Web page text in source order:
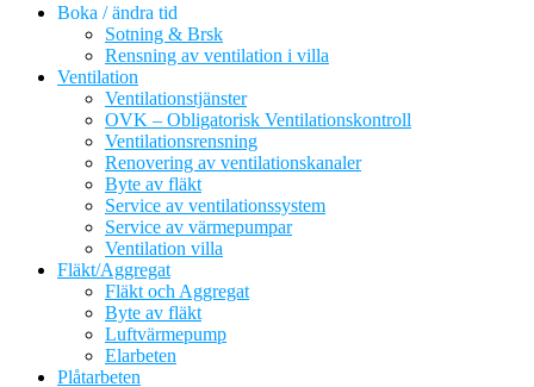
Boka / ändra tid
Sotning & Brsk
Rensning av ventilation i villa
Ventilation
Ventilationstjänster
OVK – Obligatorisk Ventilationskontroll
Ventilationsrensning
Renovering av ventilationskanaler
Byte av fläkt
Service av ventilationssystem
Service av värmepumpar
Ventilation villa
Fläkt/Aggregat
Fläkt och Aggregat
Byte av fläkt
Luftvärmepump
Elarbeten
Plåtarbeten